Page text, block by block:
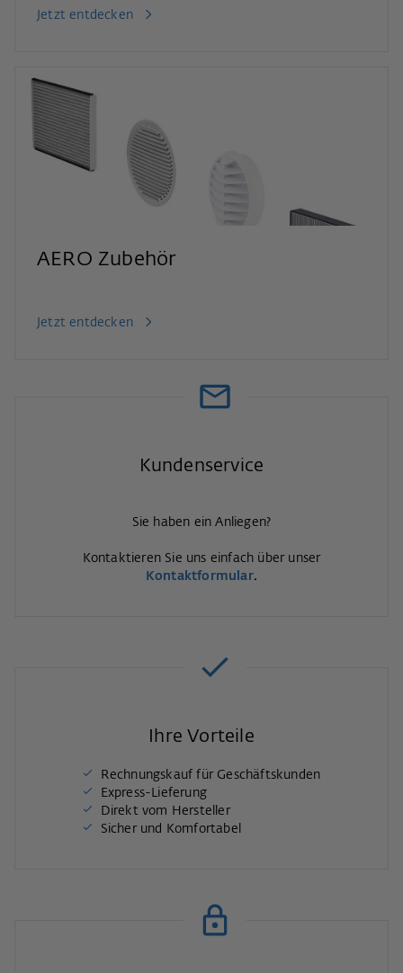
Jetzt entdecken
AERO Zubehör
Jetzt entdecken
Kundenservice
Sie haben ein Anliegen?
Kontaktieren Sie uns einfach über unser
Kontaktformular.
Ihre Vorteile
Rechnungskauf für Geschäftskunden
Express-Lieferung
Direkt vom Hersteller
Sicher und Komfortabel